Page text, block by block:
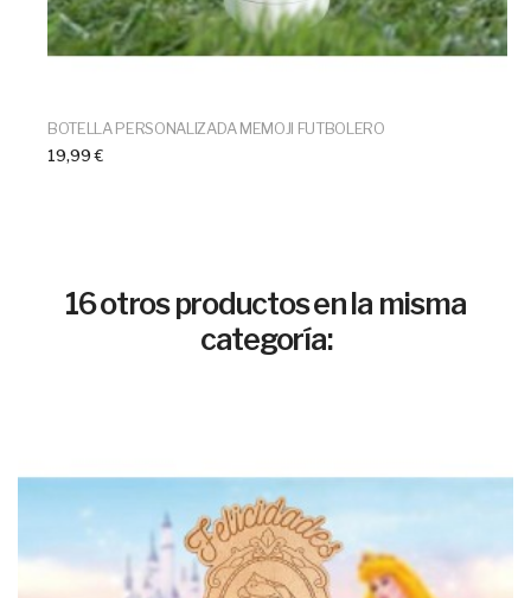
BOTELLA PERSONALIZADA MEMOJI FUTBOLERO
19,99 €
16 otros productos en la misma
categoría: